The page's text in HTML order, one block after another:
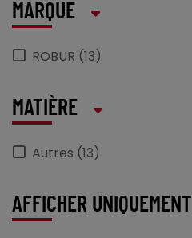
MARQUE
ROBUR (13)
MATIÈRE
Autres (13)
AFFICHER UNIQUEMENT